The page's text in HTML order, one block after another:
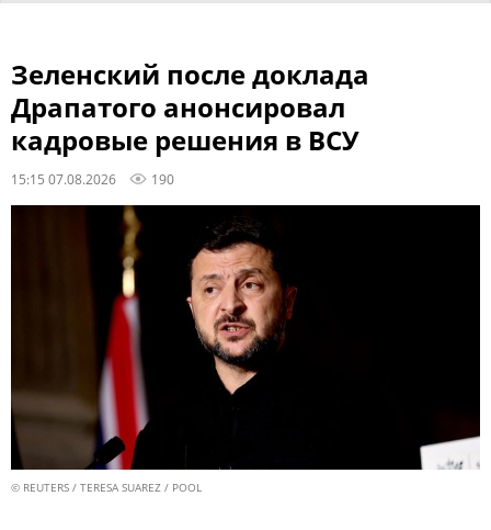
Зеленский после доклада
Драпатого анонсировал
кадровые решения в ВСУ
15:15 07.08.2026 190
© REUTERS / TERESA SUAREZ / POOL